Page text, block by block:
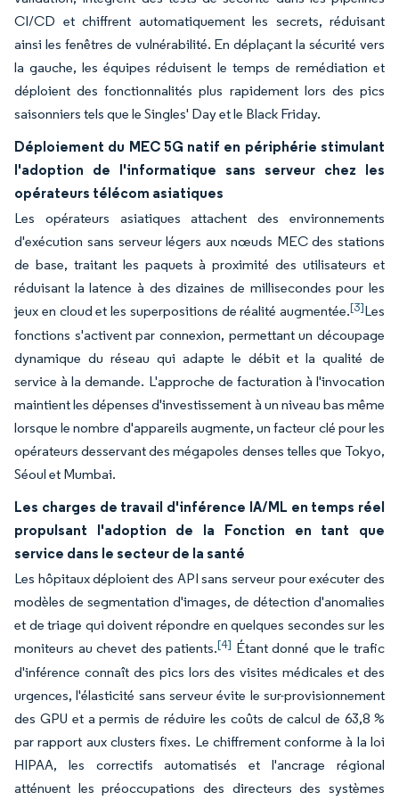
CI/CD et chiffrent automatiquement les secrets, réduisant
ainsi les fenêtres de vulnérabilité. En déplaçant la sécurité vers
la gauche, les équipes réduisent le temps de remédiation et
déploient des fonctionnalités plus rapidement lors des pics
saisonniers tels que le Singles' Day et le Black Friday.
Déploiement du MEC 5G natif en périphérie stimulant
l'adoption de l'informatique sans serveur chez les
opérateurs télécom asiatiques
Les opérateurs asiatiques attachent des environnements
d'exécution sans serveur légers aux nœuds MEC des stations
de base, traitant les paquets à proximité des utilisateurs et
réduisant la latence à des dizaines de millisecondes pour les
jeux en cloud et les superpositions de réalité augmentée.[3]Les
fonctions s'activent par connexion, permettant un découpage
dynamique du réseau qui adapte le débit et la qualité de
service à la demande. L'approche de facturation à l'invocation
maintient les dépenses d'investissement à un niveau bas même
lorsque le nombre d'appareils augmente, un facteur clé pour les
opérateurs desservant des mégapoles denses telles que Tokyo,
Séoul et Mumbai.
Les charges de travail d'inférence IA/ML en temps réel
propulsant l'adoption de la Fonction en tant que
service dans le secteur de la santé
Les hôpitaux déploient des API sans serveur pour exécuter des
modèles de segmentation d'images, de détection d'anomalies
et de triage qui doivent répondre en quelques secondes sur les
moniteurs au chevet des patients.[4] Étant donné que le trafic
d'inférence connaît des pics lors des visites médicales et des
urgences, l'élasticité sans serveur évite le sur-provisionnement
des GPU et a permis de réduire les coûts de calcul de 63,8 %
par rapport aux clusters fixes. Le chiffrement conforme à la loi
HIPAA, les correctifs automatisés et l'ancrage régional
atténuent les préoccupations des directeurs des systèmes